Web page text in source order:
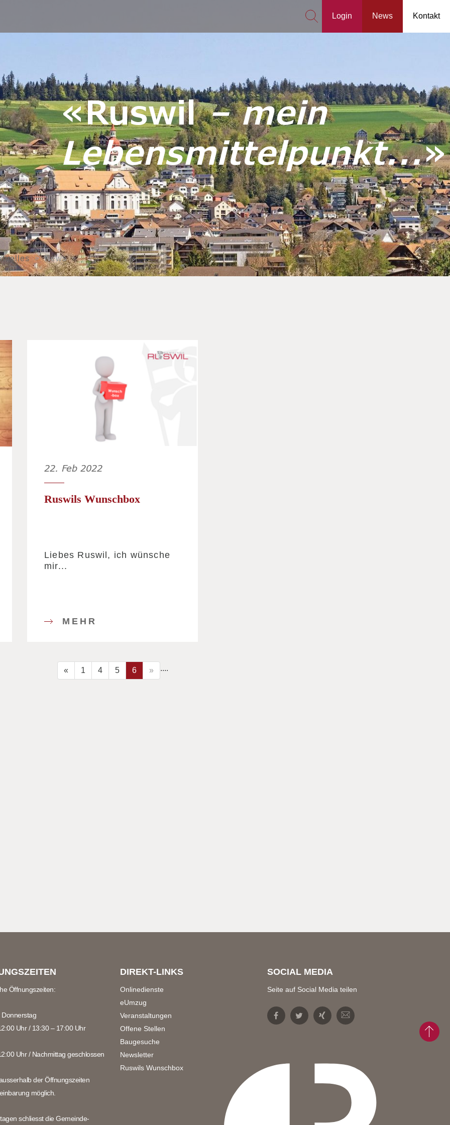
Login News Kontakt
«Ruswil– mein
Lebensmittelpunkt...»
News
22. Feb 2022
Ruswils Wunschbox
Liebes Ruswil, ich wünsche
mir...
MEHR
« 1 ....
4 5 6 »
Öffnungszeiten:
Donnerstag
Uhr / 13:30 – 17:00 Uhr
Uhr / Nachmittag geschlossen
der Öffnungszeiten
möglich.
schliesst die Gemeinde-
DIREKT-LINKS
Onlinedienste
eUmzug
Veranstaltungen
Offene Stellen
Baugesuche
Newsletter
Ruswils Wunschbox
SOCIAL MEDIA
Seite auf Social Media teilen